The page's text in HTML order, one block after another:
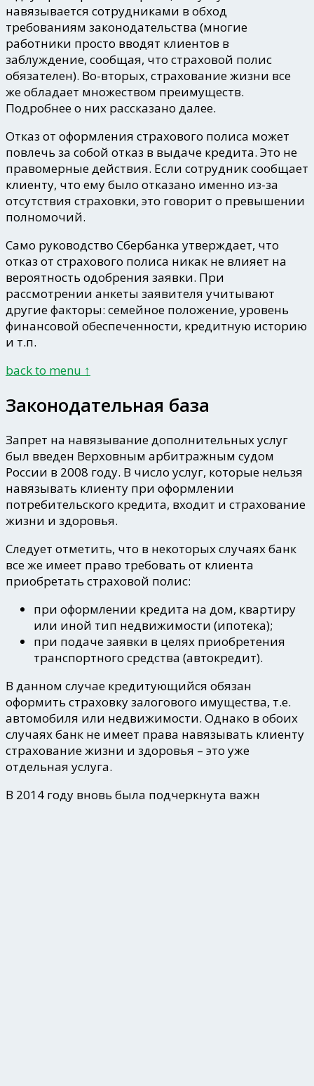
навязывается сотрудниками в обход
требованиям законодательства (многие
работники просто вводят клиентов в
заблуждение, сообщая, что страховой полис
обязателен). Во-вторых, страхование жизни все
же обладает множеством преимуществ.
Подробнее о них рассказано далее.
Отказ от оформления страхового полиса может
повлечь за собой отказ в выдаче кредита. Это не
правомерные действия. Если сотрудник сообщает
клиенту, что ему было отказано именно из-за
отсутствия страховки, это говорит о превышении
полномочий.
Само руководство Сбербанка утверждает, что
отказ от страхового полиса никак не влияет на
вероятность одобрения заявки. При
рассмотрении анкеты заявителя учитывают
другие факторы: семейное положение, уровень
финансовой обеспеченности, кредитную историю
и т.п.
back to menu ↑
Законодательная база
Запрет на навязывание дополнительных услуг
был введен Верховным арбитражным судом
России в 2008 году. В число услуг, которые нельзя
навязывать клиенту при оформлении
потребительского кредита, входит и страхование
жизни и здоровья.
Следует отметить, что в некоторых случаях банк
все же имеет право требовать от клиента
приобретать страховой полис:
при оформлении кредита на дом, квартиру
или иной тип недвижимости (ипотека);
при подаче заявки в целях приобретения
транспортного средства (автокредит).
В данном случае кредитующийся обязан
оформить страховку залогового имущества, т.е.
автомобиля или недвижимости. Однако в обоих
случаях банк не имеет права навязывать клиенту
страхование жизни и здоровья – это уже
отдельная услуга.
В 2014 году вновь была подчеркнута важн